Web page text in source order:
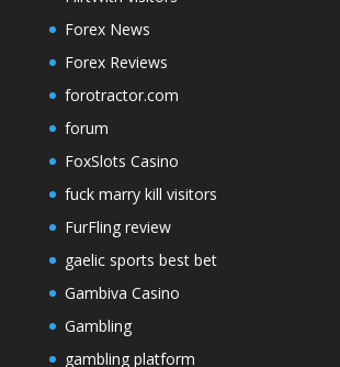
Forex News
Forex Reviews
forotractor.com
forum
FoxSlots Casino
fuck marry kill visitors
FurFling review
gaelic sports best bet
Gambiva Casino
Gambling
gambling platform